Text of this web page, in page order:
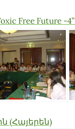
Free Future -4”
(Հայերեն)